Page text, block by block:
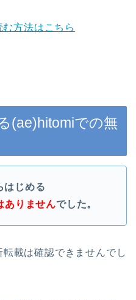
方法はこちら
(ae)hitomiでの無
はじめる
ありませんでした。
載は確認できませんでし